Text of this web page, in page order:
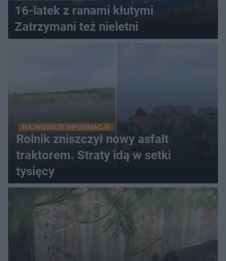
16-latek z ranami kłutymi
Zatrzymani też nieletni
NAJNOWSZE INFORMACJE
Rolnik zniszczył nowy asfalt
traktorem. Straty idą w setki
tysięcy